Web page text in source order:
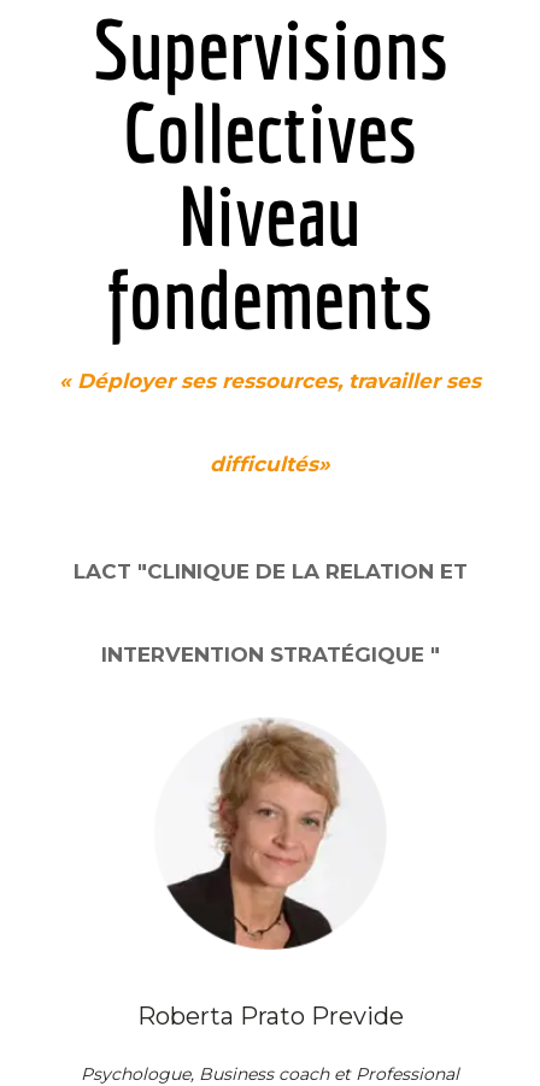
Supervisions
Collectives
Niveau
fondements
« Déployer ses ressources, travailler ses
difficultés»
LACT "CLINIQUE DE LA RELATION ET
INTERVENTION STRATÉGIQUE "
Roberta Prato Previde
Psychologue, Business coach et Professional